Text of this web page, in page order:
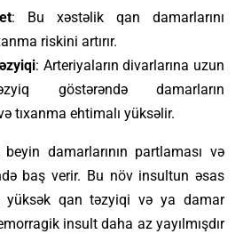
: Bu xəstəlik qan damarlarını
riskini artırır.
: Arteriyaların divarlarına uzun
göstərəndə damarların
tıxanma ehtimalı yüksəlir.
damarlarının partlaması və
baş verir. Bu növ insultun əsas
yüksək qan təzyiqi və ya damar
insult daha az yayılmışdır